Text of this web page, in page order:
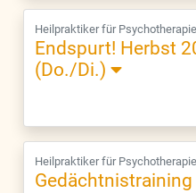
Heilpraktiker für Psychotherapie
Endspurt! Herbst
(Do./Di.)
Heilpraktiker für Psychotherapie